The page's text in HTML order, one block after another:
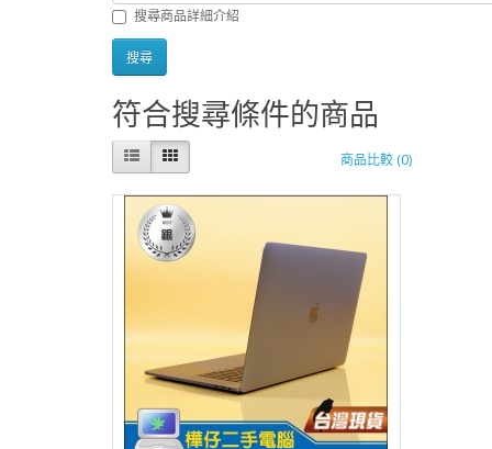
搜尋商品詳細介紹
符合搜尋條件的商品
商品比較 (0)